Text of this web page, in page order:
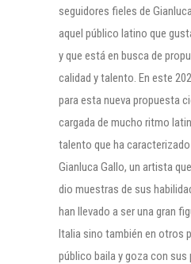
seguidores fieles de
aquel público latino que
y que está en busca de
calidad y talento. En este
para esta nueva propuesta
cargada de mucho ritmo
talento que ha
Gianluca Gallo, un artista
dio muestras de sus
han llevado a ser una gran
Italia sino también en otros
público baila y goza con